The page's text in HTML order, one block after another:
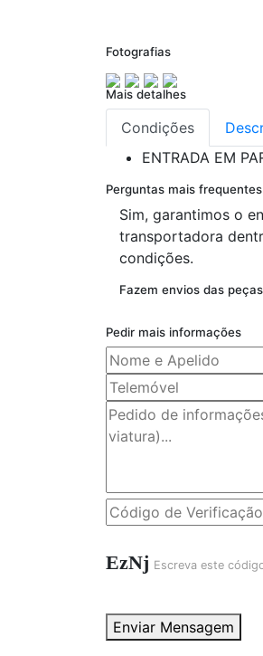
Fotografias
Mais detalhes
Condições
ENTRADA EM
Perguntas mais frequentes
Sim, garantimos o
transportadora
condições.
Fazem envios das
Pedir mais informações
EzNj Escreva este
Enviar Mensagem